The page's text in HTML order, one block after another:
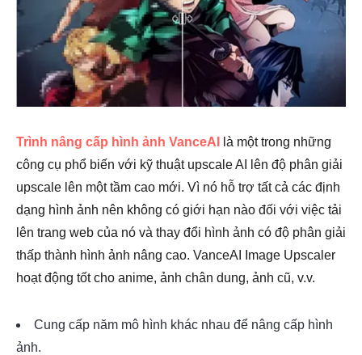
Trình nâng cấp hình ảnh VanceAI
là một trong những
công cụ phổ biến với kỹ thuật upscale AI lên độ phân giải
upscale lên một tầm cao mới. Vì nó hỗ trợ tất cả các định
dạng hình ảnh nên không có giới hạn nào đối với việc tải
lên trang web của nó và thay đổi hình ảnh có độ phân giải
thấp thành hình ảnh nâng cao. VanceAI Image Upscaler
hoạt động tốt cho anime, ảnh chân dung, ảnh cũ, v.v.
Cung cấp năm mô hình khác nhau để nâng cấp hình
ảnh.